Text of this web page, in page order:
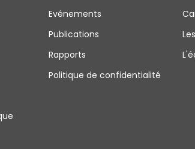
Evénements
Publications
Rapports
Politique de confidentialité